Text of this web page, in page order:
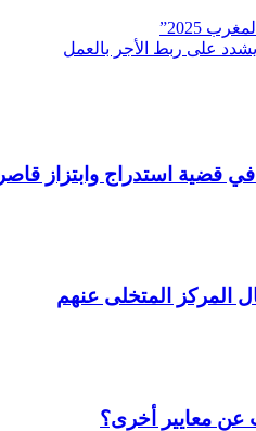
2025”
على ربط الأجر بالعمل
قضية استدراج وابتزاز قاصر
المركز المتخلى عنهم
عن معايير أخرى؟